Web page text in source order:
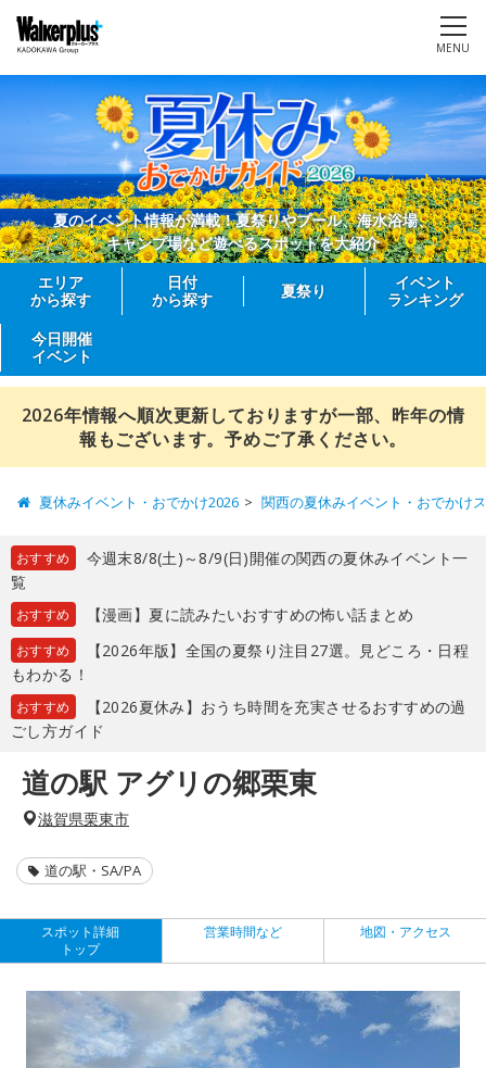
MENU
夏のイベント情報が満載！夏祭りやプール、海水浴場、
キャンプ場など遊べるスポットを大紹介
エリア
から探す
日付
から探す
夏祭り
イベント
ランキング
今日開催
イベント
2026年情報へ順次更新しておりますが一部、昨年の情
報もございます。予めご了承ください。
夏休みイベント・おでかけ2026 関西の夏休みイベント・おでかけ
おすすめ
今週末8/8(土)～8/9(日)開催の関西の夏休みイベント一
覧
おすすめ 【漫画】夏に読みたいおすすめの怖い話まとめ
おすすめ
【2026年版】全国の夏祭り注目27選。見どころ・日程
もわかる！
おすすめ
【2026夏休み】おうち時間を充実させるおすすめの過
ごし方ガイド
道の駅 アグリの郷栗東
滋賀県栗東市
道の駅・SA/PA
スポット詳細
トップ
営業時間など 地図・アクセス